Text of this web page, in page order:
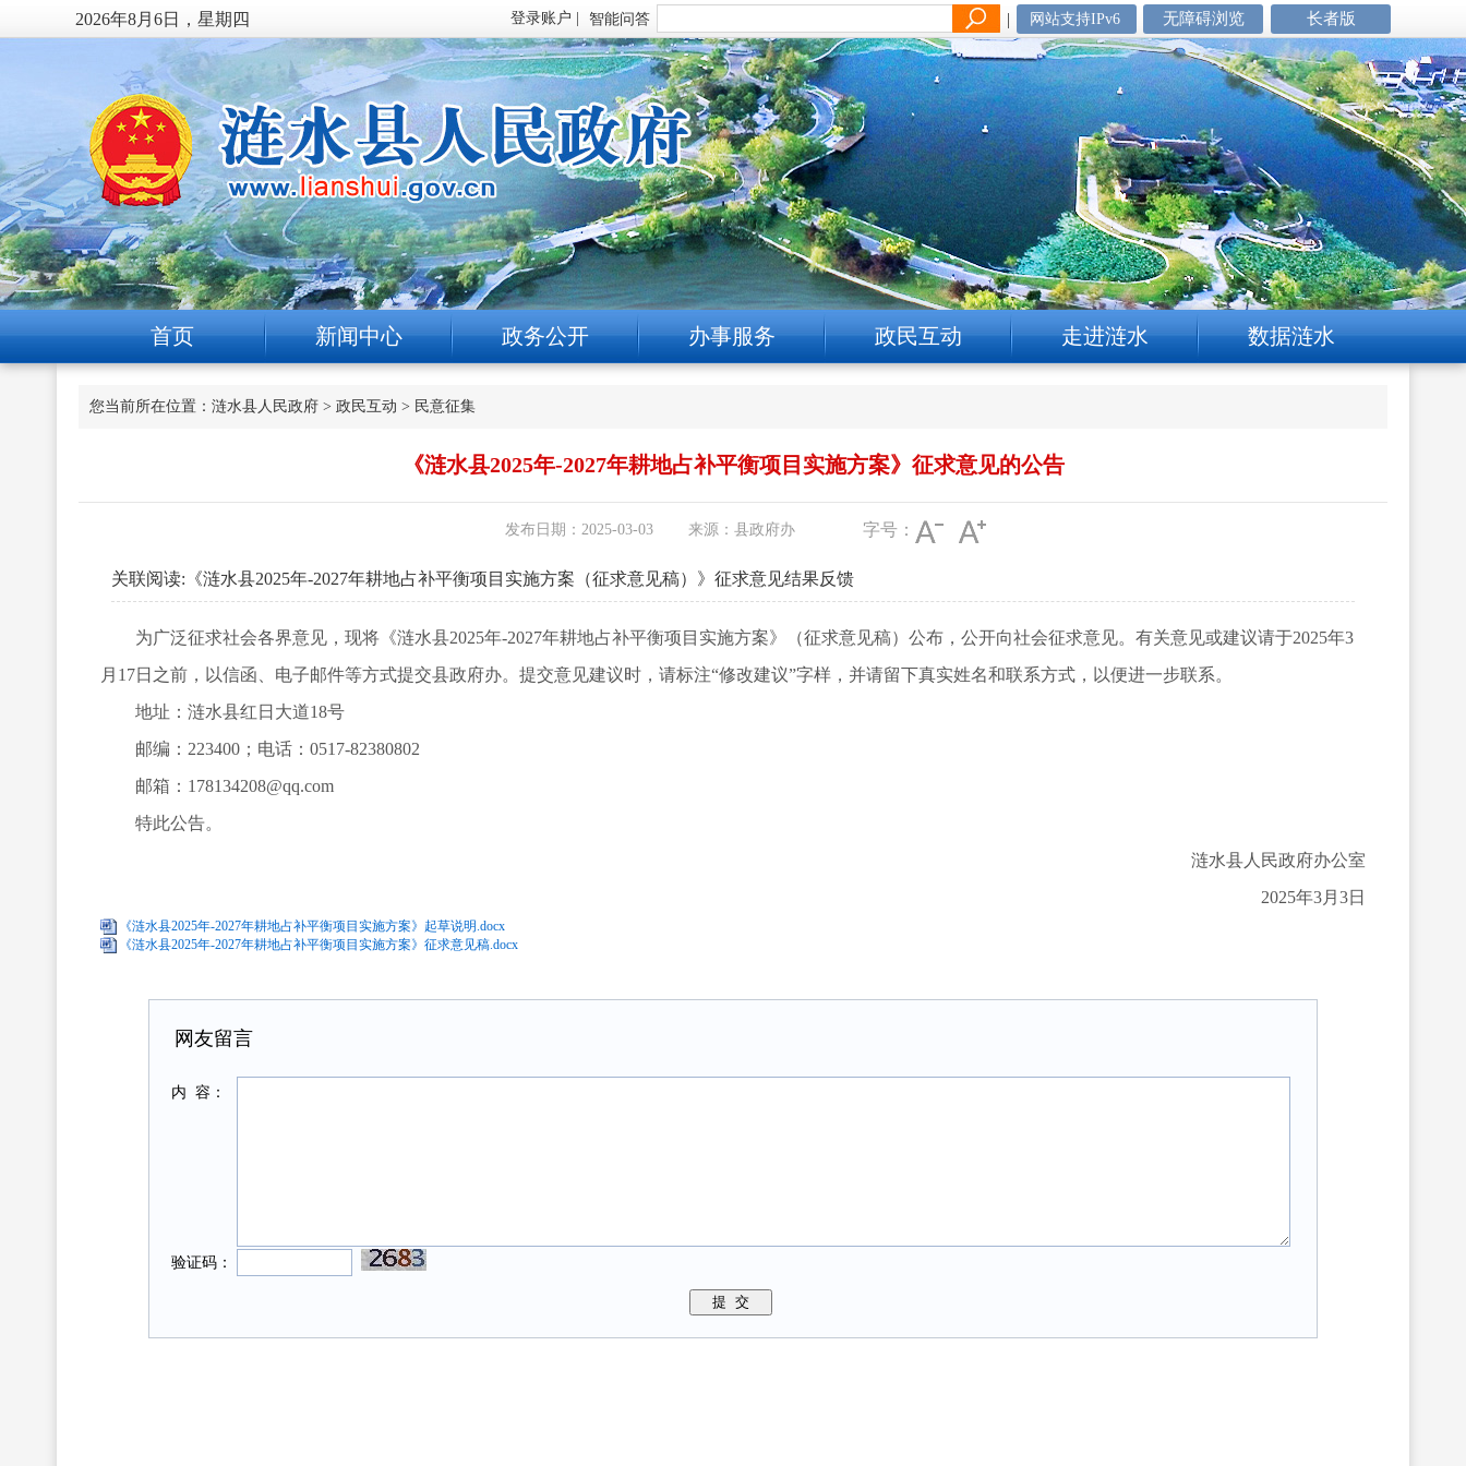
2026年8月6日，星期四 智能问答 | 网站支持IPv6 无障碍浏览 长者版
首页 新闻中心 政务公开 办事服务 政民互动 走进涟水 数据涟水
您当前所在位置： 涟水县人民政府 > 政民互动 > 民意征集
《涟水县2025年-2027年耕地占补平衡项目实施方案》征求意见的公告
发布日期：2025-03-03 来源：县政府办 字号：
关联阅读: 《涟水县2025年-2027年耕地占补平衡项目实施方案（征求意见稿）》征求意见结果反馈
为广泛征求社会各界意见，现将《涟水县2025年-2027年耕地占补平衡项目实施方案》（征求意见稿）公布，公开向社会征求意见。有关意见或建议请于2025年3
月17日之前，以信函、电子邮件等方式提交县政府办。提交意见建议时，请标注“修改建议”字样，并请留下真实姓名和联系方式，以便进一步联系。
地址：涟水县红日大道18号
邮编：223400；电话：0517-82380802
邮箱：178134208@qq.com
特此公告。
涟水县人民政府办公室
2025年3月3日
《涟水县2025年-2027年耕地占补平衡项目实施方案》起草说明.docx
《涟水县2025年-2027年耕地占补平衡项目实施方案》征求意见稿.docx